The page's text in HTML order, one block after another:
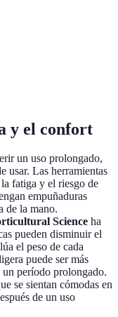
y el confort
un uso prolongado,
usar. Las herramientas
fatiga y el riesgo de
empuñaduras
de la mano.
Science ha
pueden disminuir el
el peso de cada
puede ser más
un período prolongado.
se sientan cómodas en
de un uso